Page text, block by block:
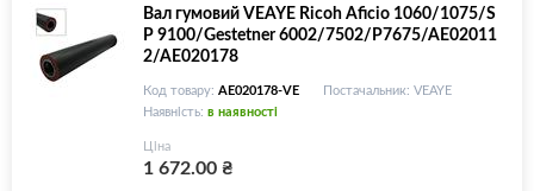
Вал гумовий VEAYE Ricoh Aficio 1060/1075/S
P 9100/Gestetner 6002/7502/P7675/AE02011
2/AE020178
Код товару: AE020178-VE
Постачальник: VEAYE
Наявність: в наявності
Ціна
1 672.00₴